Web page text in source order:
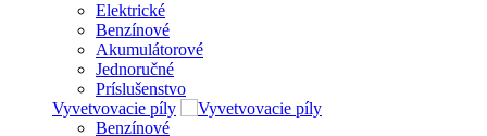
Elektrické
Benzínové
Akumulátorové
Jednoručné
Príslušenstvo
Vyvetvovacie píly
Benzínové